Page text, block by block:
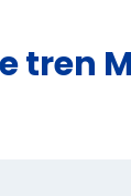
tren